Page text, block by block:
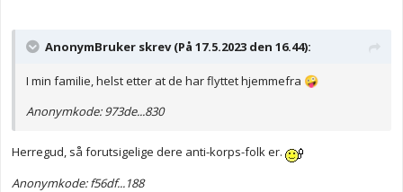
AnonymBruker skrev (På 17.5.2023 den 16.44):
I min familie, helst etter at de har flyttet hjemmefra 🤪
Anonymkode: 973de...830
Herregud, så forutsigelige dere anti-korps-folk er.
Anonymkode: f56df...188